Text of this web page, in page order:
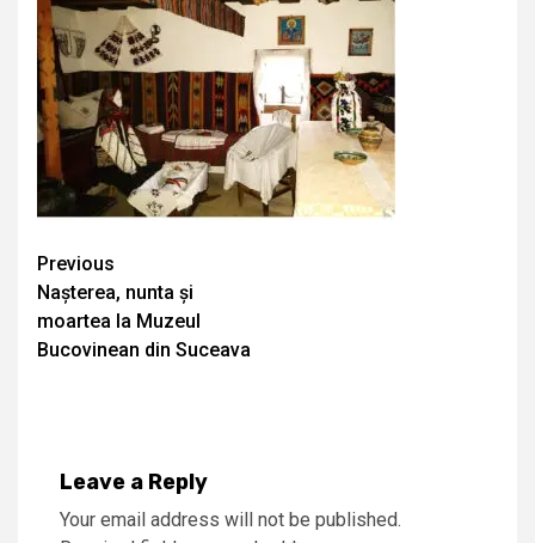
Continue
Reading
Previous
Nașterea, nunta și
moartea la Muzeul
Bucovinean din Suceava
Leave a Reply
Your email address will not be published.